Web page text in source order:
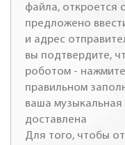
файла, откроется
предложено
и адрес
вы подтвердите,
роботом -
правильном
ваша
доставлена
Для того, чтобы